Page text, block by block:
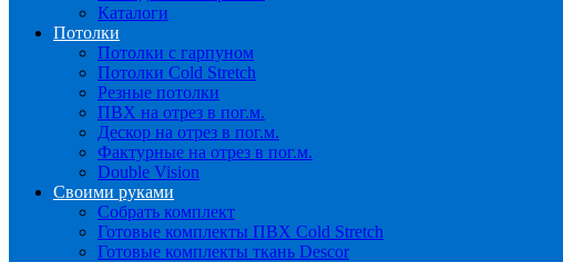
Каталоги
Потолки
Потолки с гарпуном
Потолки Cold Stretch
Резные потолки
ПВХ на отрез в пог.м.
Дескор на отрез в пог.м.
Фактурные на отрез в пог.м.
Double Vision
Своими руками
Собрать комплект
Готовые комплекты ПВХ Cold Stretch
Готовые комплекты ткань Descor